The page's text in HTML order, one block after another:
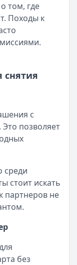
том, где
Походы к
снятия
с
позволяет
среди
стоит искать
партнеров не
без